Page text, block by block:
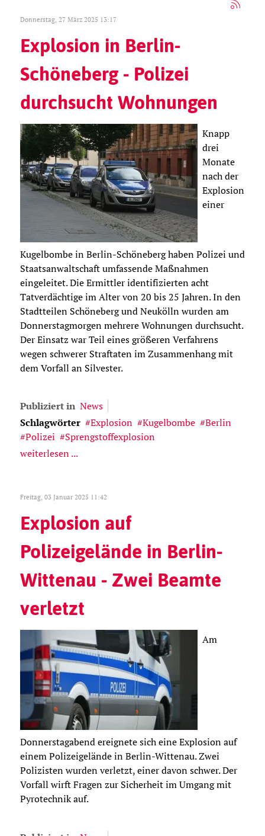
Donnerstag, 27 März 2025 13:17
Explosion in Berlin-
Schöneberg - Polizei
durchsucht Wohnungen
Knapp
drei
Monate
nach der
Explosion
einer
Kugelbombe in Berlin-Schöneberg haben Polizei und
Staatsanwaltschaft umfassende Maßnahmen
eingeleitet. Die Ermittler identifizierten acht
Tatverdächtige im Alter von 20 bis 25 Jahren. In den
Stadtteilen Schöneberg und Neukölln wurden am
Donnerstagmorgen mehrere Wohnungen durchsucht.
Der Einsatz war Teil eines größeren Verfahrens
wegen schwerer Straftaten im Zusammenhang mit
dem Vorfall an Silvester.
Publiziert in News
Schlagwörter
Explosion Kugelbombe
Berlin
Polizei
Sprengstoffexplosion
weiterlesen ...
Freitag, 03 Januar 2025 11:42
Explosion auf
Polizeigelände in Berlin-
Wittenau - Zwei Beamte
verletzt
Am
Donnerstagabend ereignete sich eine Explosion auf
einem Polizeigelände in Berlin-Wittenau. Zwei
Polizisten wurden verletzt, einer davon schwer. Der
Vorfall wirft Fragen zur Sicherheit im Umgang mit
Pyrotechnik auf.